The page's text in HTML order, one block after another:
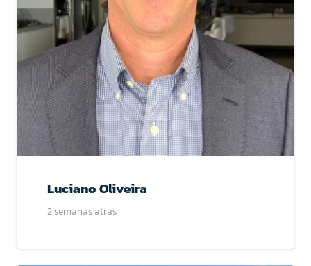
Luciano Oliveira
2 semanas atrás